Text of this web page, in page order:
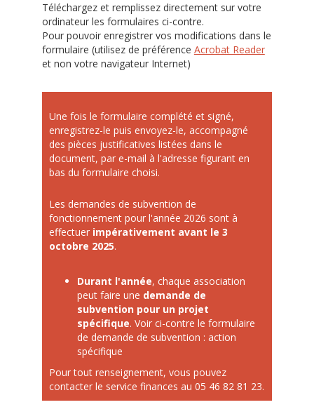
Téléchargez et remplissez directement sur votre
ordinateur les formulaires ci-contre.
Pour pouvoir enregistrer vos modifications dans le
formulaire (utilisez de préférence Acrobat Reader
et non votre navigateur Internet)
Une fois le formulaire complété et signé,
enregistrez-le puis envoyez-le, accompagné
des pièces justificatives listées dans le
document, par e-mail à l'adresse figurant en
bas du formulaire choisi.
Les demandes de subvention de
fonctionnement pour l'année 2026 sont à
effectuerimpérativement avant le 3
octobre 2025.
Durant l'année, chaque association
peut faire une demande de
subvention pour un projet
spécifique. Voir ci-contre le formulaire
de demande de subvention : action
spécifique
Pour tout renseignement, vous pouvez
contacter le service finances au 05 46 82 81 23.